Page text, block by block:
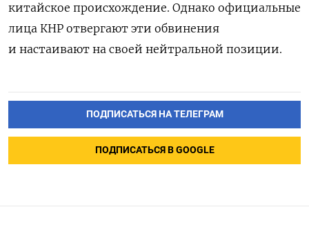
китайское происхождение. Однако официальные
лица КНР отвергают эти обвинения
и настаивают на своей нейтральной позиции.
ПОДПИСАТЬСЯ НА ТЕЛЕГРАМ
ПОДПИСАТЬСЯ В GOOGLE